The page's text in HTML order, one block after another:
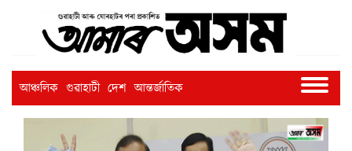
আঞ্চলিক গুৱাহাটী দেশ আন্তৰ্জাতিক